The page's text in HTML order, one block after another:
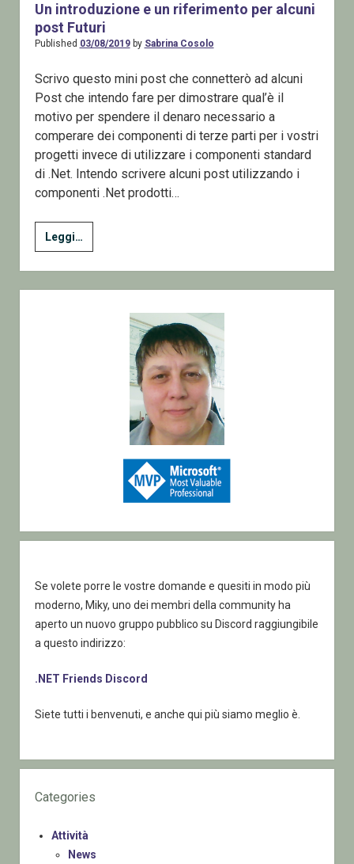
Un introduzione e un riferimento per alcuni
post Futuri
Published 03/08/2019by Sabrina Cosolo
Scrivo questo mini post che connetterò ad alcuni
Post che intendo fare per dimostrare qual’è il
motivo per spendere il denaro necessario a
comperare dei componenti di terze parti per i vostri
progetti invece di utilizzare i componenti standard
di .Net. Intendo scrivere alcuni post utilizzando i
componenti .Net prodotti…
Leggi…
introduzione
e
un
riferimento
Se volete porre le vostre domande e quesiti in modo più
moderno, Miky, uno dei membri della community ha
aperto un nuovo gruppo pubblico su Discord raggiungibile
a questo indirizzo:
.NET Friends Discord
Siete tutti i benvenuti, e anche qui più siamo meglio è.
Categories
Attività
News